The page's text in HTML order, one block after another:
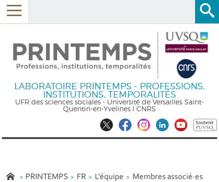
LABORATOIRE PRINTEMPS - PROFESSIONS,
INSTITUTIONS, TEMPORALITÉS
UFR des sciences sociales - Université de Versailles Saint-
Quentin-en-Yvelines l CNRS
PRINTEMPS FR L'équipe Membres associé·es